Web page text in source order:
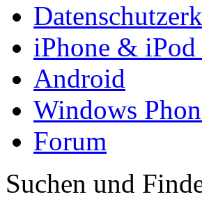
iPhone & iPod
Android
Windows
Forum
Suchen und